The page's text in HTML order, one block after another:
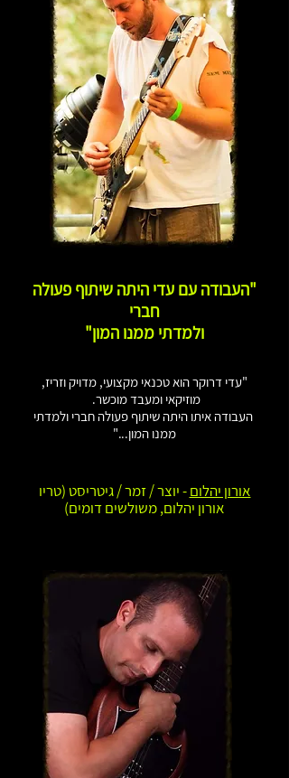
"העבודה עם עדי היתה שיתוף פעולה
חברי
ולמדתי ממנו המון"
"עדי דרוקר הוא טכנאי מקצועי, מדויק וזריז,
מוזיקאי ומעבד מוכשר.
העבודה איתו היתה שיתוף פעולה חברי ולמדתי
ממנו המון..."
אורון יהלום- יוצר / זמר / גיטריסט (טריו
אורון יהלום, משולשים דומים)